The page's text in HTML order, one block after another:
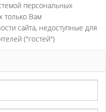
персональных
только Вам
сайта, недоступные для
("гостей")